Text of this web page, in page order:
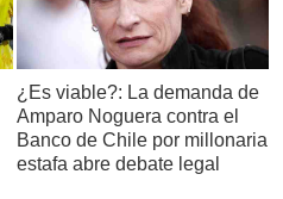
¿Es viable?: La demanda de
Amparo Noguera contra el
Banco de Chile por millonaria
estafa abre debate legal